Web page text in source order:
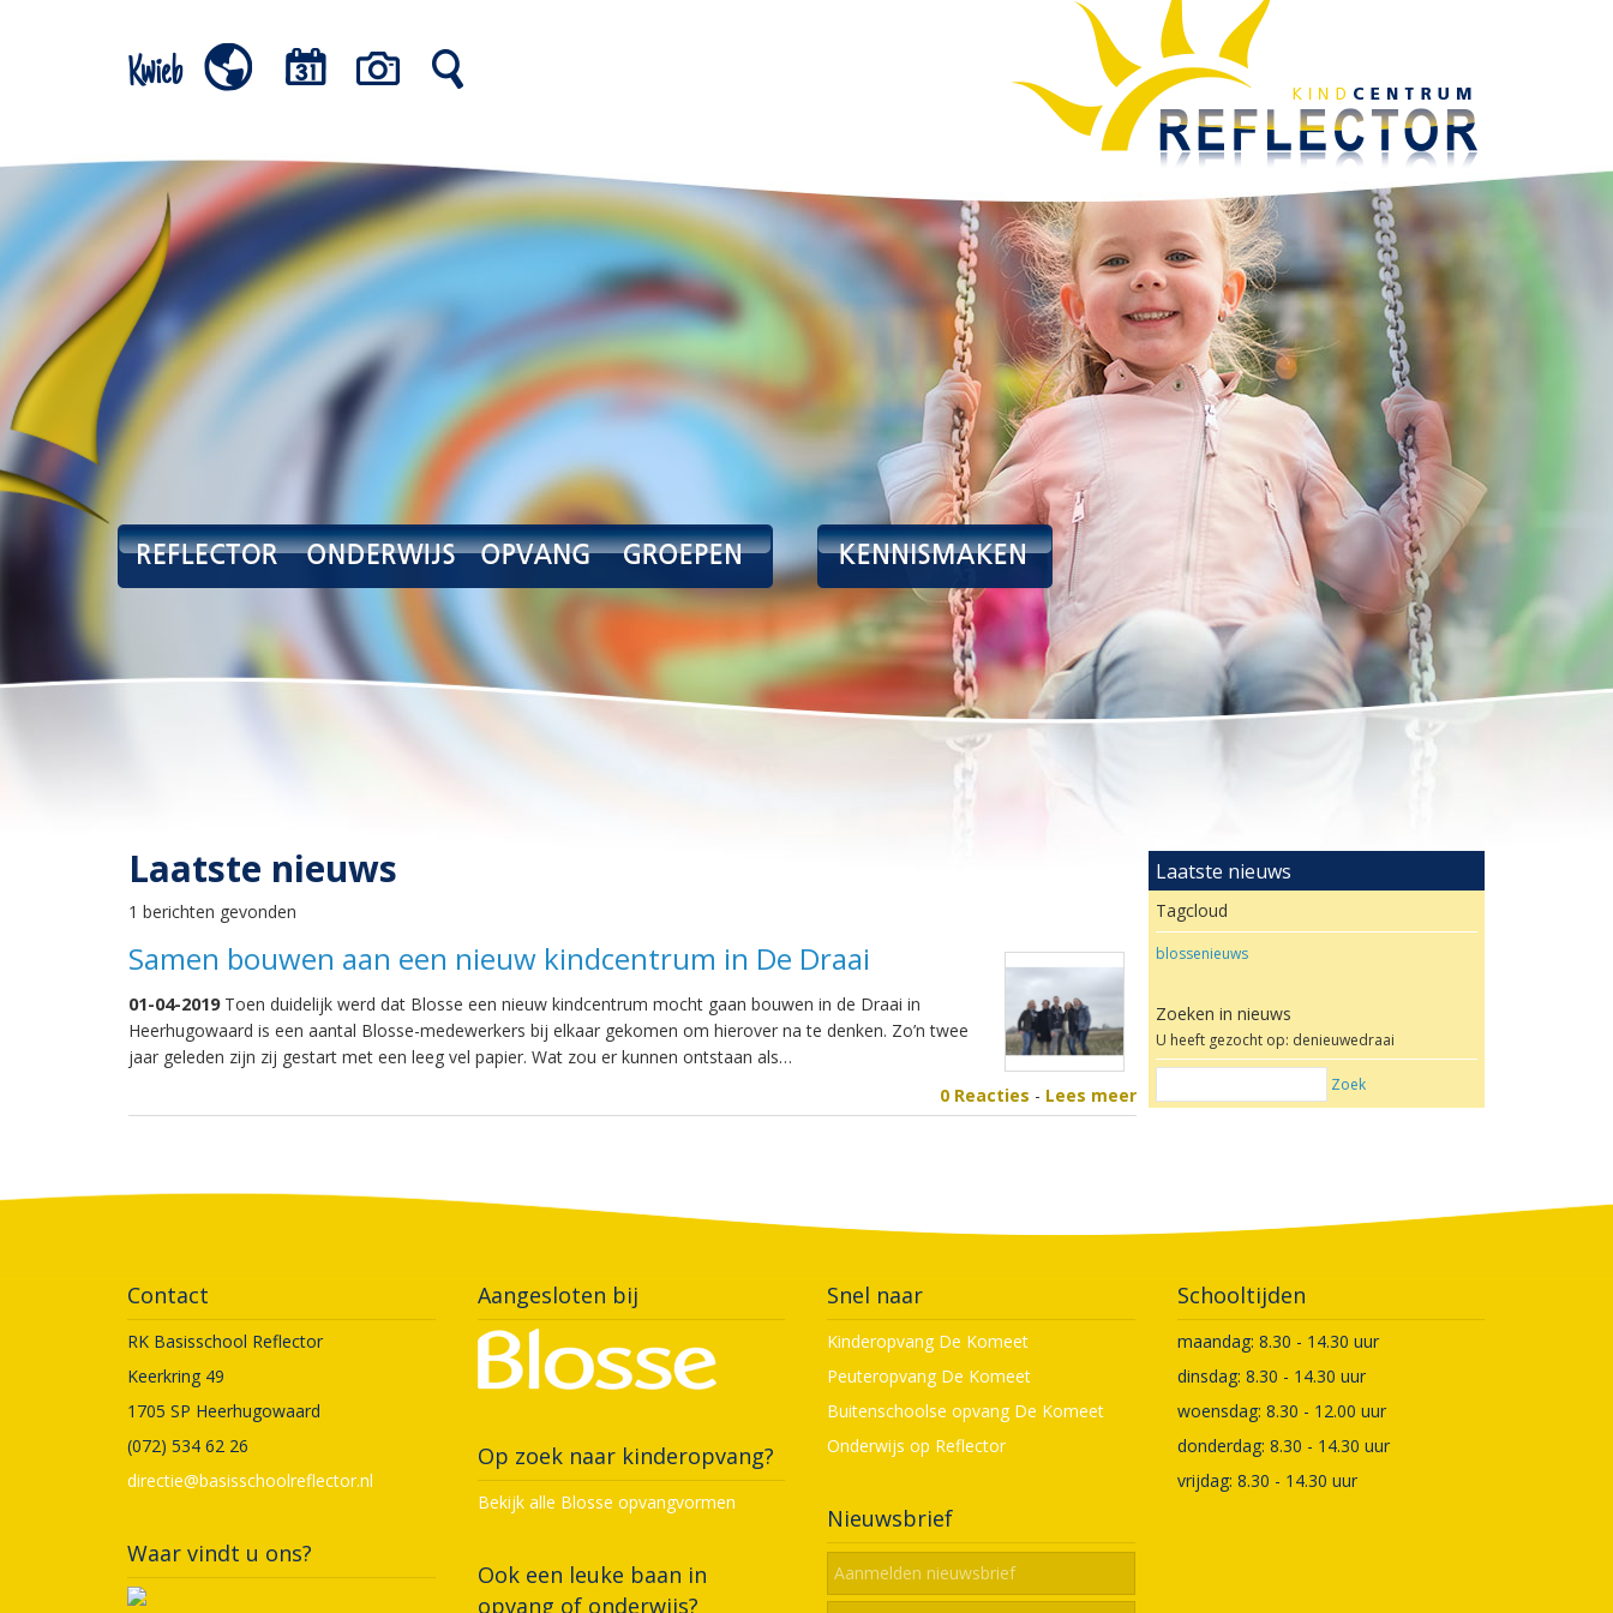
Laatste nieuws
1 berichten gevonden
Samen bouwen aan een nieuw kindcentrum in De Draai
01-04-2019Toen duidelijk werd dat Blosse een nieuw kindcentrum mocht gaan bouwen in de Draai in
Heerhugowaard is een aantal Blosse-medewerkers bij elkaar gekomen om hierover na te denken. Zo’n twee
jaar geleden zijn zij gestart met een leeg vel papier. Wat zou er kunnen ontstaan als…
0 Reacties - Lees meer
Laatste nieuws
Tagcloud
blossenieuws
Zoeken in nieuws
U heeft gezocht op: denieuwedraai
Zoek
Contact
RK Basisschool Reflector
Keerkring 49
1705 SP Heerhugowaard
(072) 534 62 26
directie@basisschoolreflector.nl
Waar vindt u ons?
Aangesloten bij
Op zoek naar kinderopvang?
Bekijk alle Blosse opvangvormen
Ook een leuke baan in
opvang of onderwijs?
Snel naar
Kinderopvang De Komeet
Peuteropvang De Komeet
Buitenschoolse opvang De Komeet
Onderwijs op Reflector
Nieuwsbrief
Schooltijden
maandag: 8.30 - 14.30 uur
dinsdag: 8.30 - 14.30 uur
woensdag: 8.30 - 12.00 uur
donderdag: 8.30 - 14.30 uur
vrijdag: 8.30 - 14.30 uur